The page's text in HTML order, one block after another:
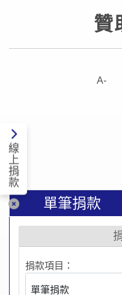
贊
A-
單筆捐款
捐款項目：
線
上
捐
款